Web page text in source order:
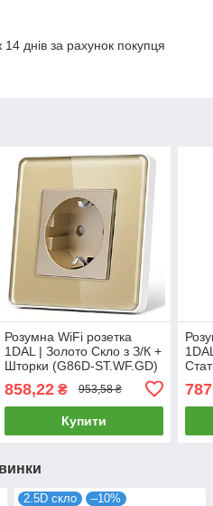
днів за рахунок покупця
Розумна WiFi розетка
1DAL | Золото Cкло з З/К +
Шторки (G86D-ST.WF.GD)
858,22₴ 953,58 ₴
Купити
2.5D скло –10%